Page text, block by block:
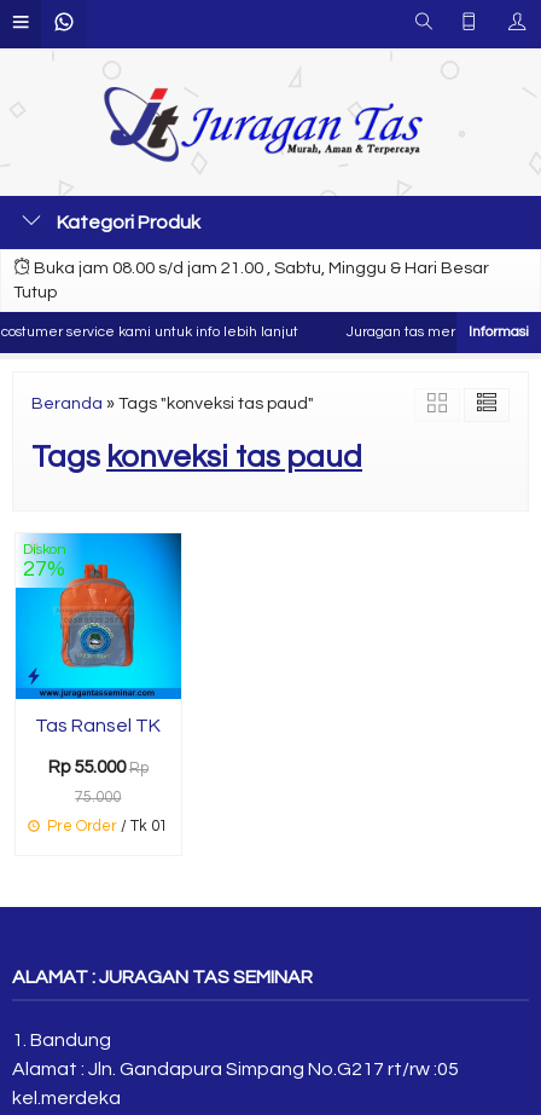
Kategori Produk
Buka jam 08.00 s/d jam 21.00 , Sabtu, Minggu & Hari Besar
Tutup
service kami untuk info lebih lanjut Juragan tas merupakan
Beranda » Tags "konveksi tas paud"
Tags konveksi tas paud
Diskon
27%
Tas Ransel TK
Rp 55.000 Rp
75.000
Pre Order / Tk 01
ALAMAT : JURAGAN TAS SEMINAR
1. Bandung
Alamat : Jln. Gandapura Simpang No.G217 rt/rw :05
kel.merdeka